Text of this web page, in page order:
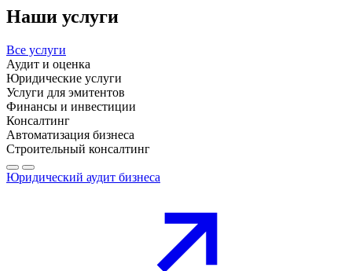
Наши услуги
Все услуги
Аудит и оценка
Юридические услуги
Услуги для эмитентов
Финансы и инвестиции
Консалтинг
Автоматизация бизнеса
Строительный консалтинг
Юридический аудит бизнеса